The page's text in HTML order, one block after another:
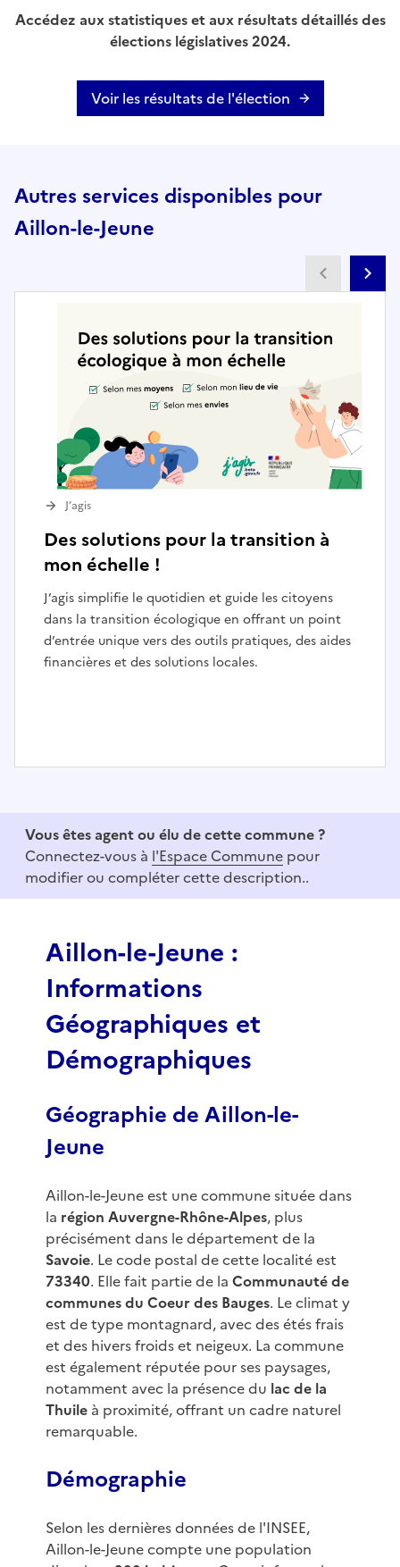
Accédez aux statistiques et aux résultats détaillés des
élections législatives 2024.
Voir les résultats de l'élection
Autres services disponibles pour
Aillon-le-Jeune
Des solutions pour la transition à
mon échelle !
J’agis simplifie le quotidien et guide les citoyens
dans la transition écologique en offrant un point
d’entrée unique vers des outils pratiques, des aides
financières et des solutions locales.
J’agis
f
Vous êtes agent ou élu de cette commune ?
Connectez-vous à l'Espace Commune pour
modifier ou compléter cette description..
Aillon-le-Jeune :
Informations
Géographiques et
Démographiques
Géographie de Aillon-le-
Jeune
Aillon-le-Jeune est une commune située dans
la région Auvergne-Rhône-Alpes, plus
précisément dans le département de la
Savoie. Le code postal de cette localité est
73340. Elle fait partie de la Communauté de
communes du Coeur des Bauges. Le climat y
est de type montagnard, avec des étés frais
et des hivers froids et neigeux. La commune
est également réputée pour ses paysages,
notamment avec la présence du lac de la
Thuileà proximité, offrant un cadre naturel
remarquable.
Démographie
Selon les dernières données de l'INSEE,
Aillon-le-Jeune compte une population